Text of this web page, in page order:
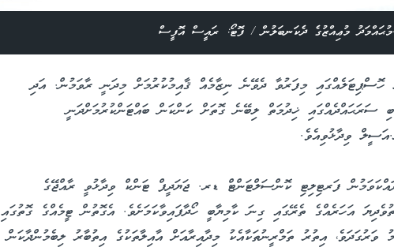
މުޢިއްޒުގެ ދެކަނބަލުން / ފޮޓޯ: ރައީސް އޮފީސް
ހޮސްޕިޓަލެއްގައި މިފަރުވާ ދެވޭނެ ނިޒާމެއް ޤާއިމުކުރުމަށް މިދަނީ ރާވަމުން. އަދި
ސަރަޙައްދެއްގައި ޚިދުމަތް ލިބޭނެ ގޮތަށް ކަންކަން ބައްޓަންކުރުމަށްދަނީ
ވިދާޅުވިއެވެ.
ފަރޓިލިޓި ކޮންސަލްޓަންޓް ޑރ. ޖަޔަދީޕް ޓަންކް ވިދާޅުވީ ރާއްޖޭގެ
އަހަރެއްގެ ތެރޭގައި ގިނަ ކާމިޔާބީ ހޯދާފައިވާކަމަށެވެ. އެގޮތުން ޓީމެއްގެ ގޮތުގައި
އިތުރު ތަމްރީނުތަކާއެކު މިދާއިރާއަށް އާއިލާތަކުގެ އިތުބާރު ލިބެމުންދާކަން